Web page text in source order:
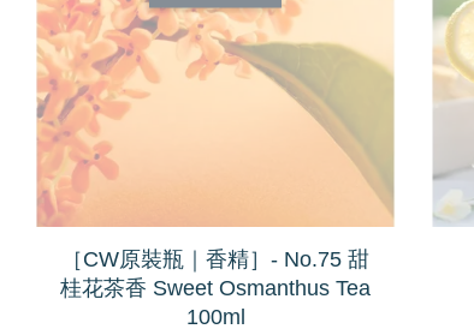
［CW原裝瓶｜香精］- No.75 甜
桂花茶香 Sweet Osmanthus Tea
100ml